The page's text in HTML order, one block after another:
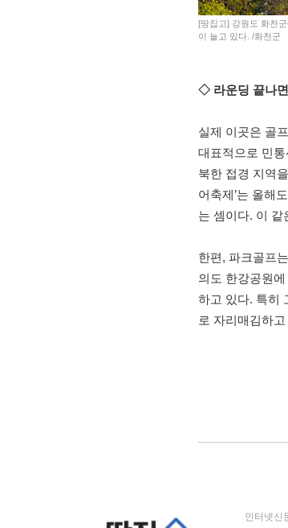
[땅집고] 강원도 화천
이 늘고 있다. /화천군
◇ 라운딩 끝나
실제 이곳은 골
대표적으로 민
북한 접경 지역
어축제’는 올해
는 셈이다. 이 같
한편, 파크골프
의도 한강공원
하고 있다. 특히
로 자리매김하고
인터넷신